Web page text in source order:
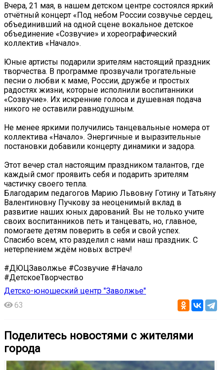
Вчера, 21 мая, в нашем детском центре состоялся яркий
отчётный концерт «Под небом России созвучье сердец️,
объединивший на одной сцене вокальное детское
объединение «Созвучие» и хореографический
коллектив «Начало».
Юные артисты подарили зрителям настоящий праздник
творчества. В программе прозвучали трогательные
песни о любви к маме, России, дружбе и простых
радостях жизни, которые исполнили воспитанники
«Созвучие». Их искренние голоса и душевная подача
никого не оставили равнодушным.
Не менее яркими получились танцевальные номера от
коллектива «Начало». Энергичные и выразительные
постановки добавили концерту динамики и задора.
Этот вечер стал настоящим праздником талантов, где
каждый смог проявить себя и подарить зрителям
частичку своего тепла.
Благодарим педагогов Марию Львовну Готину и Татьяну
Валентиновну Пучкову за неоценимый вклад в
развитие наших юных дарований. Вы не только учите
своих воспитанников петь и танцевать, но, главное,
помогаете детям поверить в себя и свой успех.
Спасибо всем, кто разделил с нами наш праздник. С
нетерпением ждём новых встреч!
#ДЮЦЗаволжье #Созвучие #Начало
#ДетскоеТворчество
Детско-юношеский центр "Заволжье"
63
Поделитесь новостями с жителями
города